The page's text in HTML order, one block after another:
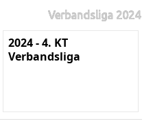
Verbandsliga 2024
2024 - 4. KT
Verbandsliga